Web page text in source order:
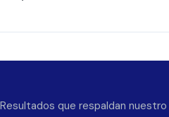
Resultados que respaldan